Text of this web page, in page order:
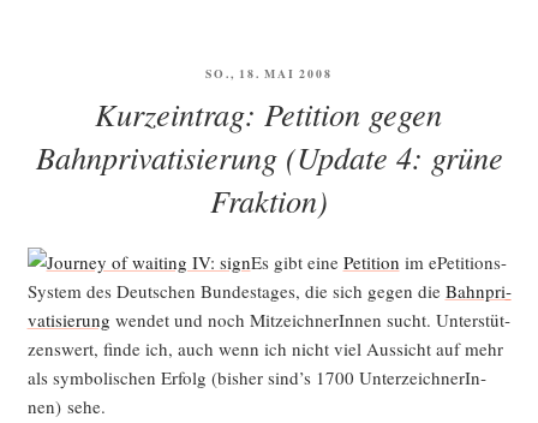
VERÖFFENTLICHT
SO., 18. MAI 2008
Kurzeintrag: Petition gegen
Bahnprivatisierung (Update 4: grüne
Fraktion)
Es gibt eine Peti­ti­on im ePe­ti­ti­ons-
Sys­tem des Deut­schen Bun­des­ta­ges, die sich gegen die Bahn­pri­
va­ti­sie­rung wen­det und noch Mit­zeich­ne­rIn­nen sucht. Unter­stüt­
zens­wert, fin­de ich, auch wenn ich nicht viel Aus­sicht auf mehr
als sym­bo­li­schen Erfolg (bis­her sind’s 1700 Unter­zeich­ne­rIn­
nen) sehe.